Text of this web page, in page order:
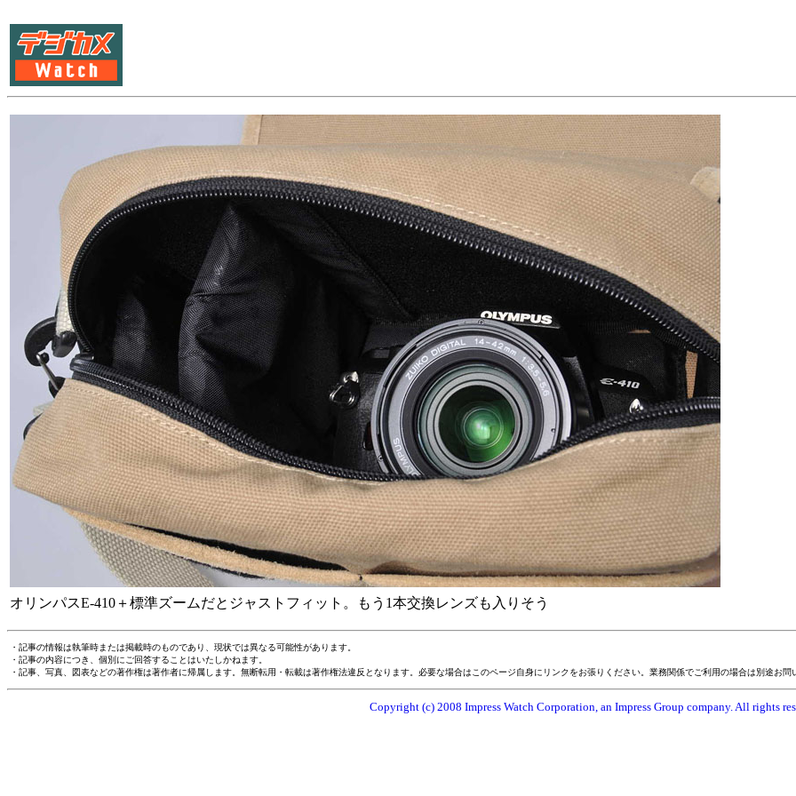
オリンパスE-410＋標準ズームだとジャストフィット。もう1本交換レンズも入りそう
・記事の情報は執筆時または掲載時のものであり、現状では異なる可能性があります。
・記事の内容につき、個別にご回答することはいたしかねます。
・記事、写真、図表などの著作権は著作者に帰属します。無断転用・転載は著作権法違反となります。必要な場合はこのページ自身にリンクをお張りください。業務関係でご利用の場合は別途お問
Copyright (c) 2008 Impress Watch Corporation, an Impress Group company. All rights